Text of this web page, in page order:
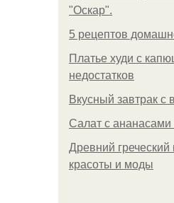
"Оскар".
5 рецептов
Платье худи с
недостатков
Вкусный завтрак с
Салат с ананасами
Древний греческий
красоты и моды